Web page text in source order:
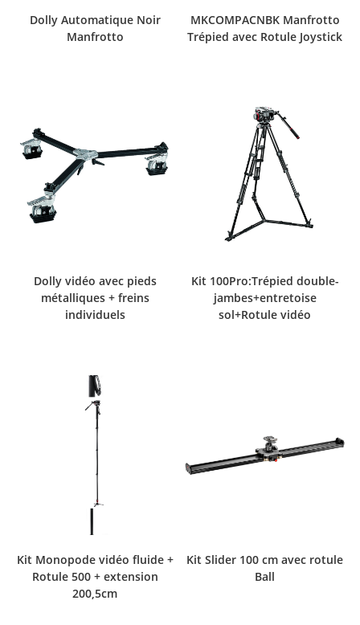
Dolly Automatique Noir
Manfrotto
MKCOMPACNBK Manfrotto
Trépied avec Rotule Joystick
Dolly vidéo avec pieds
métalliques + freins
individuels
Kit 100Pro:Trépied double-
jambes+entretoise
sol+Rotule vidéo
Kit Monopode vidéo fluide +
Rotule 500 + extension
200,5cm
Kit Slider 100 cm avec rotule
Ball